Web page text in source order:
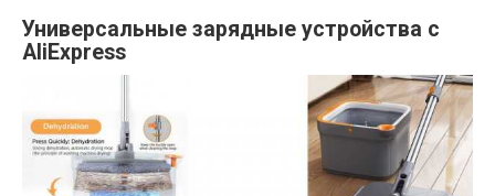
Универсальные зарядные устройства с
AliExpress